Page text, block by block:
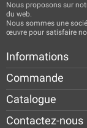
Nous proposons sur
du web.
Nous sommes une
œuvre pour satisfaire
Informations
Commande
Catalogue
Contactez-nous